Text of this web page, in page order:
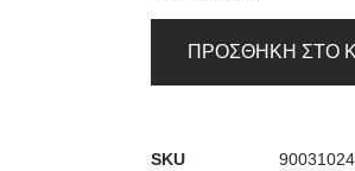
ΠΡΟΣΘΉΚΗ ΣΤΟ
SKU
90031024